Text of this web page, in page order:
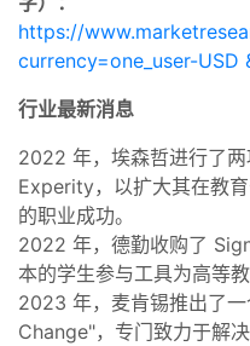
https://
currency=one_user-USD
行业最新消息
2022 年，埃森哲进行了
Experity，以扩大其在教
的职业成功。
2022 年，德勤收购了
本的学生参与工具为高等
2023 年，麦肯锡推出了
Change"，专门致力于解